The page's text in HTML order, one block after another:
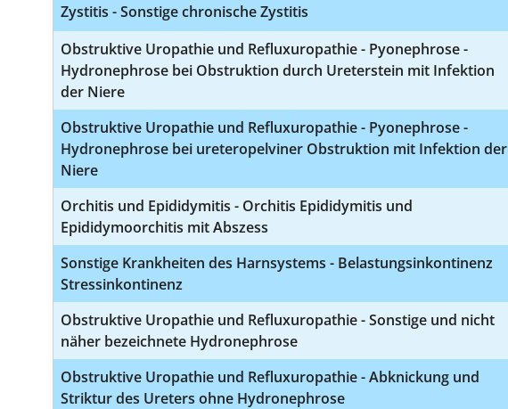
Zystitis - Sonstige chronische Zystitis
Obstruktive Uropathie und Refluxuropathie - Pyonephrose -
Hydronephrose bei Obstruktion durch Ureterstein mit Infektion
der Niere
Obstruktive Uropathie und Refluxuropathie - Pyonephrose -
Hydronephrose bei ureteropelviner Obstruktion mit Infektion der
Niere
Orchitis und Epididymitis - Orchitis Epididymitis und
Epididymoorchitis mit Abszess
Sonstige Krankheiten des Harnsystems - Belastungsinkontinenz
Stressinkontinenz
Obstruktive Uropathie und Refluxuropathie - Sonstige und nicht
näher bezeichnete Hydronephrose
Obstruktive Uropathie und Refluxuropathie - Abknickung und
Striktur des Ureters ohne Hydronephrose